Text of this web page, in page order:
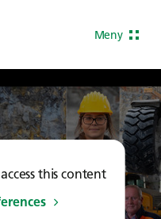
Meny
this content